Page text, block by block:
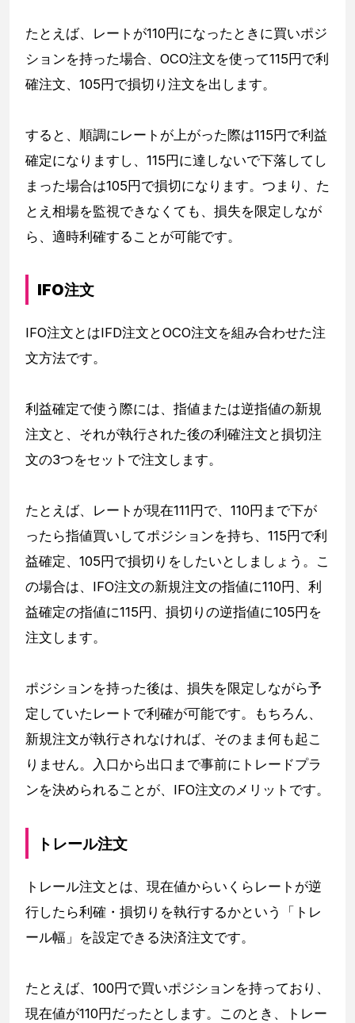
たとえば、レートが110円になったときに買いポジ
ションを持った場合、OCO注文を使って115円で利
確注文、105円で損切り注文を出します。
すると、順調にレートが上がった際は115円で利益
確定になりますし、115円に達しないで下落してし
まった場合は105円で損切になります。つまり、た
とえ相場を監視できなくても、損失を限定しなが
ら、適時利確することが可能です。
IFO注文
IFO注文とはIFD注文とOCO注文を組み合わせた注
文方法です。
利益確定で使う際には、指値または逆指値の新規
注文と、それが執行された後の利確注文と損切注
文の3つをセットで注文します。
たとえば、レートが現在111円で、110円まで下が
ったら指値買いしてポジションを持ち、115円で利
益確定、105円で損切りをしたいとしましょう。こ
の場合は、IFO注文の新規注文の指値に110円、利
益確定の指値に115円、損切りの逆指値に105円を
注文します。
ポジションを持った後は、損失を限定しながら予
定していたレートで利確が可能です。もちろん、
新規注文が執行されなければ、そのまま何も起こ
りません。入口から出口まで事前にトレードプラ
ンを決められることが、IFO注文のメリットです。
トレール注文
トレール注文とは、現在値からいくらレートが逆
行したら利確・損切りを執行するかという「トレ
ール幅」を設定できる決済注文です。
たとえば、100円で買いポジションを持っており、
現在値が110円だったとします。このとき、トレー